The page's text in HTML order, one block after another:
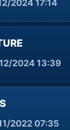
2024 17:14
2024 13:39
2022 07:35